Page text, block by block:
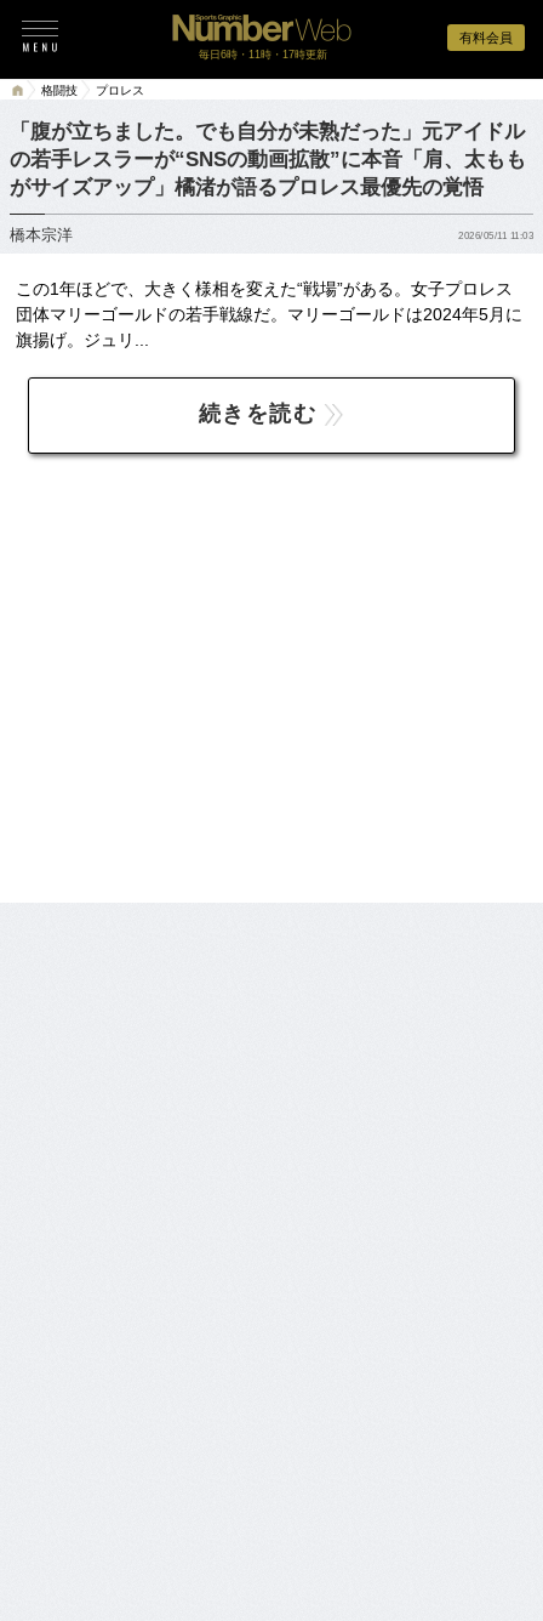
有料会員
毎日6時・11時・17時更新
格闘技 プロレス
「腹が立ちました。でも自分が未熟だった」元アイドル
の若手レスラーが“SNSの動画拡散”に本音「肩、太もも
がサイズアップ」橘渚が語るプロレス最優先の覚悟
橋本宗洋 2026/05/11 11:03
この1年ほどで、大きく様相を変えた“戦場”がある。女子プロレス
団体マリーゴールドの若手戦線だ。マリーゴールドは2024年5月に
旗揚げ。ジュリ...
続きを読む